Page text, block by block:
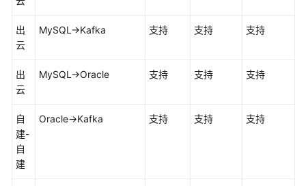
出
云
MySQL->Kafka 支持 支持 支持
出
云
MySQL->Oracle 支持 支持 支持
自
建-
自
建
Oracle->Kafka 支持 支持 支持